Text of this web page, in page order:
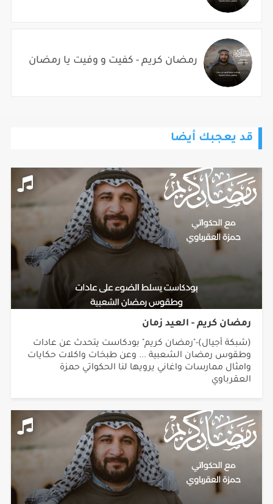
رمضان كريم - كفيت و وفيت يا رمضان
قد يعجبك أيضا
رمضان كريم - العيد زمان
(شبكة أجيال)-"رمضان كريم" بودكاست يتحدث عن عادات
وطقوس رمضان الشعبية ... وعن طبخات واكلات حكايات
وامثال ممارسات واغاني يرويها لنا الحكواتي حمزة
العقرباوي